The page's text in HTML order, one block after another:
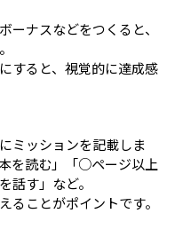
ーナスなどをつくると、
すると、視覚的に達成感
ミッションを記載しま
を読む」「○ページ以上
話す」など。
ることがポイントです。